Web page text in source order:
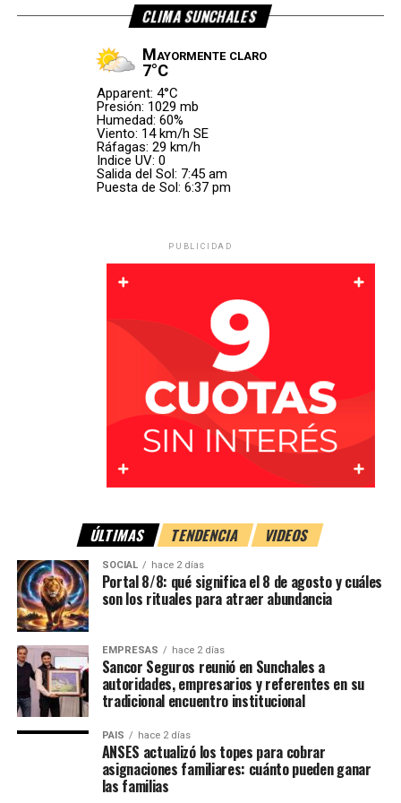
Con información de Contexto
consecuencia de una estafa.
recomendado es comunicarse inmediatamente con el
involucrada.
Se debe solicitar el contacto con el área de fraudes y
pedir que se analice la posibilidad debloquear la cuenta
o intentar revertir la operación. También es
conveniente conservar el nombre del operador que
atendió el reclamo y el número de gestión o caso.
Guardar todas las pruebas
importanteconservar toda la evidencia relacionada
con la estafa.
Esto incluye:
Capturas de pantalla de conversaciones.
Números telefónicos desde los cuales se
realizaron llamadas.
Correos electrónicos recibidos.
Mensajes enviados por los presuntos estafadores.
Comprobantes de transferencias u operaciones.
CLIMA SUNCHALES
Mayormente claro
7°C
Apparent: 4°C
Presión: 1029 mb
Humedad: 60%
Viento: 14 km/h SE
Ráfagas: 29 km/h
Indice UV: 0
Salida del Sol: 7:45 am
Puesta de Sol: 6:37 pm
PUBLICIDAD
ÚLTIMAS TENDENCIA VIDEOS
SOCIAL hace 2 días
Portal 8/8: qué significa el 8 de agosto y cuáles
son los rituales para atraer abundancia
EMPRESAS hace 2 días
Sancor Seguros reunió en Sunchales a
autoridades, empresarios y referentes en su
tradicional encuentro institucional
PAIS hace 2 días
ANSES actualizó los topes para cobrar
asignaciones familiares: cuánto pueden ganar
las familias